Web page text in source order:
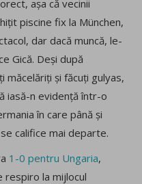
așa că vecinii
piscine fix la München,
dar dacă muncă, le-
Gică. Deși după
și făcuți gulyas,
iasă-n evidență într-o
în care până și
califice mai departe.
1-0 pentru Ungaria,
respiro la mijlocul